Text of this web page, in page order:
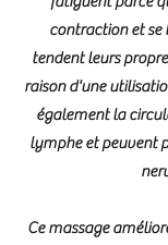
contraction et se
tendent leurs
raison d'une
également la
lymphe et peuvent
Ce massage